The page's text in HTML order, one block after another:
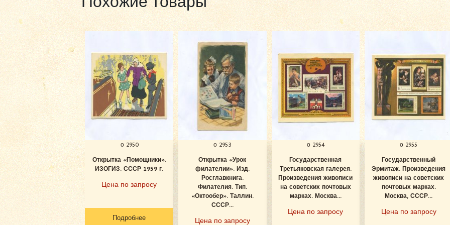
о 2950
Открытка «Помощники».
ИЗОГИЗ. СССР 1959 г.
Цена по запросу
Подробнее
о 2953
Открытка «Урок
филателии». Изд.
Росглавкнига.
Филателия. Тип.
«Октообер». Таллин.
СССР...
Цена по запросу
о 2954
Государственная
Третьяковская галерея.
Произведения живописи
на советских почтовых
марках. Москва...
Цена по запросу
о 2955
Государственный
Эрмитаж. Произведения
живописи на советских
почтовых марках.
Москва, СССР...
Цена по запросу